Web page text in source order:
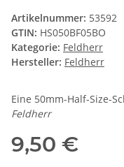
Artikelnummer: 53592
GTIN: HS050BF05BO
Kategorie: Feldherr
Hersteller: Feldherr
Eine 50mm-Half-Size-
Feldherr
9,50 €